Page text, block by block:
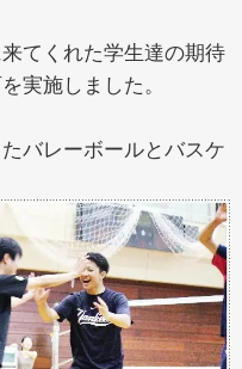
てくれた学生達の期待
実施しました。
バレーボールとバスケ